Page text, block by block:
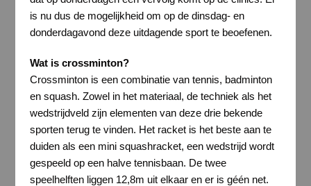
is nu dus de mogelijkheid om op de dinsdag- en
donderdagavond deze uitdagende sport te beoefenen.
Wat is crossminton?
Crossminton is een combinatie van tennis, badminton
en squash. Zowel in het materiaal, de techniek als het
wedstrijdveld zijn elementen van deze drie bekende
sporten terug te vinden. Het racket is het beste aan te
duiden als een mini squashracket, een wedstrijd wordt
gespeeld op een halve tennisbaan. De twee
speelhelften liggen 12,8m uit elkaar en er is géén net.